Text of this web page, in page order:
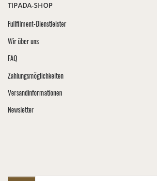
TIPADA-SHOP
Fullfilment-Dienstleister
Wir über uns
FAQ
Zahlungsmöglichkeiten
Versandinformationen
Newsletter